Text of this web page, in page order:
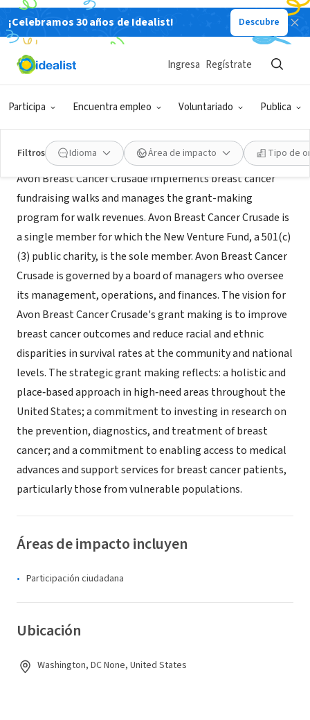
¡Celebramos 30 años de Idealist! Descubre
Participa Encuentra empleo Voluntariado Publica
Ingresa Regístrate
Filtros Idioma Área de impacto Tipo de
ORGANIZACIÓN SIN FIN DE LUCRO
Avon Breast Cancer Crusade Jobs
Acerca de
Avon Breast Cancer Crusade implements breast cancer
fundraising walks and manages the grant-making
program for walk revenues. Avon Breast Cancer Crusade is
a single member for which the New Venture Fund, a 501(c)
(3) public charity, is the sole member. Avon Breast Cancer
Crusade is governed by a board of managers who oversee
its management, operations, and finances. The vision for
Avon Breast Cancer Crusade's grant making is to improve
breast cancer outcomes and reduce racial and ethnic
disparities in survival rates at the community and national
levels. The strategic grant making reflects: a holistic and
place‐based approach in high‐need areas throughout the
United States; a commitment to investing in research on
the prevention, diagnostics, and treatment of breast
cancer; and a commitment to enabling access to medical
advances and support services for breast cancer patients,
particularly those from vulnerable populations.
Áreas de impacto incluyen
Participación ciudadana
Ubicación
Washington, DC None, United States